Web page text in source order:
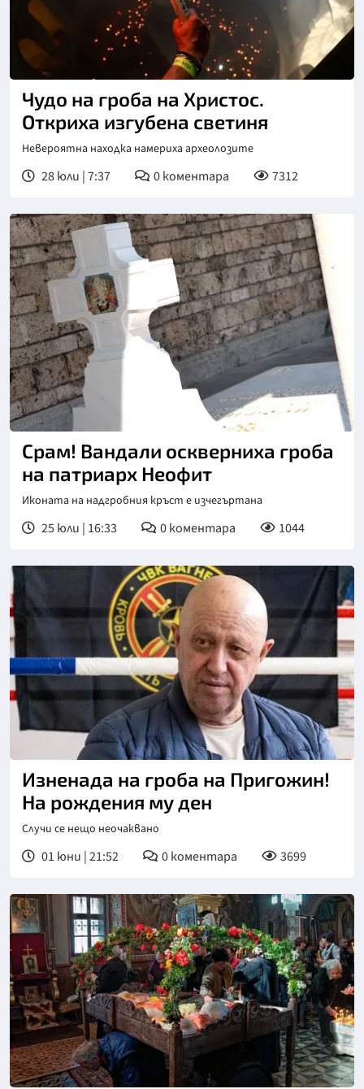
Чудо на гроба на Христос.
Откриха изгубена светиня
Невероятна находка намериха археолозите
28 юли | 7:37 0коментара 7312
Снимка: БГНЕС
Срам! Вандали оскверниха гроба
на патриарх Неофит
Иконата на надгробния кръст е изчегъртана
25 юли | 16:33 0коментара 1044
Изненада на гроба на Пригожин!
На рождения му ден
Случи се нещо неочаквано
01 юни | 21:52 0коментара 3699